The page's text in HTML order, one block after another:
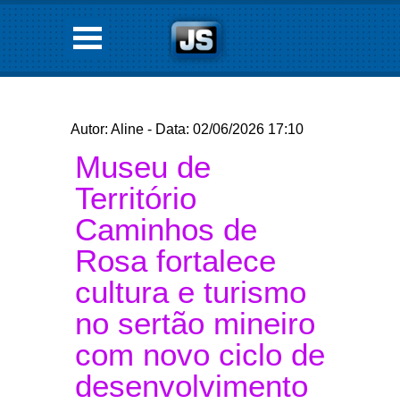
Autor: Aline - Data: 02/06/2026 17:10
Museu de
Território
Caminhos de
Rosa fortalece
cultura e turismo
no sertão mineiro
com novo ciclo de
desenvolvimento